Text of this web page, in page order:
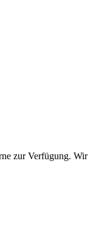
zur Verfügung. Wir